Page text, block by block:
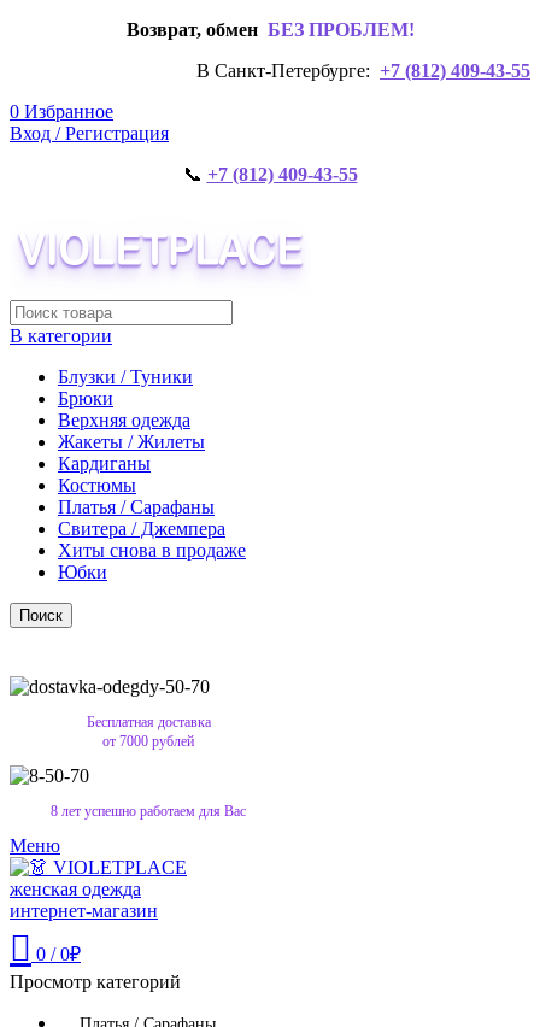
Возврат, обмен БЕЗ ПРОБЛЕМ!
В Санкт-Петербурге: +7 (812) 409-43-55
0 Избранное
Вход / Регистрация
📞 +7 (812) 409-43-55
В категории
Блузки / Туники
Брюки
Верхняя одежда
Жакеты / Жилеты
Кардиганы
Костюмы
Платья / Сарафаны
Свитера / Джемпера
Хиты снова в продаже
Юбки
Поиск
Бесплатная доставка
от 7000 рублей
8 лет успешно работаем для Вас
Меню
0 / 0₽
Просмотр категорий